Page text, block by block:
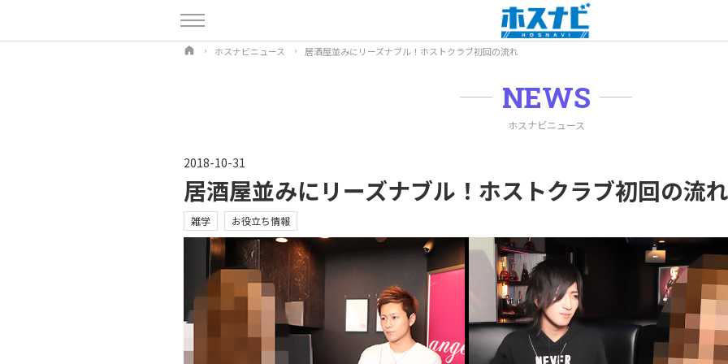
ホスナビニュース 居酒屋並みにリーズナブル！ホストクラブ初回の流れ
NEWS
ホスナビニュース
2018-10-31
居酒屋並みにリーズナブル！ホストクラブ初回の流れ
雑学 お役立ち情報